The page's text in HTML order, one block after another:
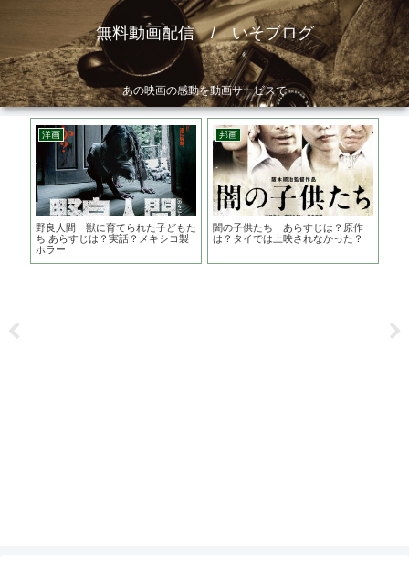
無料動画配信 / いそブログ
あの映画の感動を動画サービスで
洋画
野良人間 獣に育てられた子どもた
ち あらすじは？実話？メキシコ製
ホラー
邦画
闇の子供たち あらすじは？原作
は？タイでは上映されなかった？